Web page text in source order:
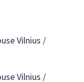
Vilnius /
Vilnius /